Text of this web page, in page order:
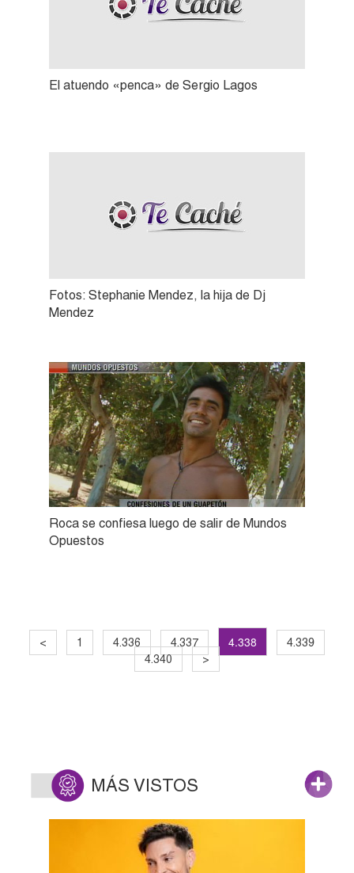
El atuendo «penca» de Sergio Lagos
Fotos: Stephanie Mendez, la hija de Dj
Mendez
Roca se confiesa luego de salir de Mundos
Opuestos
< 1 4.336 4.337 4.338
4.339
4.340
>
MÁS VISTOS